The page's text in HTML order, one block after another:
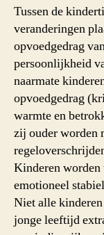
Tussen de
veranderingen
opvoedgedrag
persoonlijkheid
naarmate
opvoedgedrag
warmte en
zij ouder worden
Kinderen
emotioneel
Niet alle
jonge leeftijd